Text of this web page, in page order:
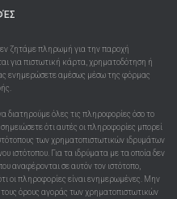
ζητάμε πληρωμή για την παροχή
για πιστωτική κάρτα, χρηματοδότηση ή
ενημερώσετε αμέσως μέσω της φόρμας
όλες τις πληροφορίες όσο το
ότι αυτές οι πληροφορίες μπορεί
των χρηματοπιστωτικών ιδρυμάτων
ιστότοπου. Για τα ιδρύματα με τα οποία δεν
αναφέρονται σε αυτόν τον ιστότοπο,
οι πληροφορίες είναι ενημερωμένες. Μην
όρους αγοράς των χρηματοπιστωτικών